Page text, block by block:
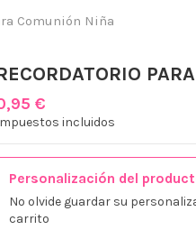
Comunión Niña
€
incluidos
Personalización del
No olvide guardar su
carrito